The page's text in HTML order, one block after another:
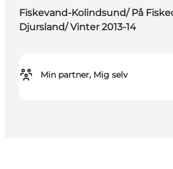
Fiskevand-Kolindsund/ På
Djursland/ Vinter 2013-14
Min partner, Mig selv